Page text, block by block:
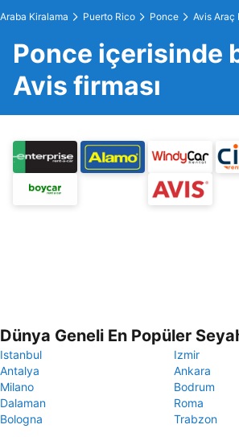
Araba Kiralama Puerto Rico Ponce Avis Araç
Ponce içerisinde
Avis firması
Dünya Geneli En Popüler
Istanbul
Izmir
Antalya
Ankara
Milano
Bodrum
Dalaman
Roma
Bologna
Trabzon